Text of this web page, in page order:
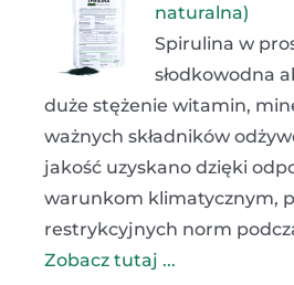
naturalna)
Spirulina w
słodkowodna
duże stężenie witamin,
ważnych składników
jakość uzyskano dzięki
warunkom klimatycznym,
restrykcyjnych norm
Zobacz tutaj ...